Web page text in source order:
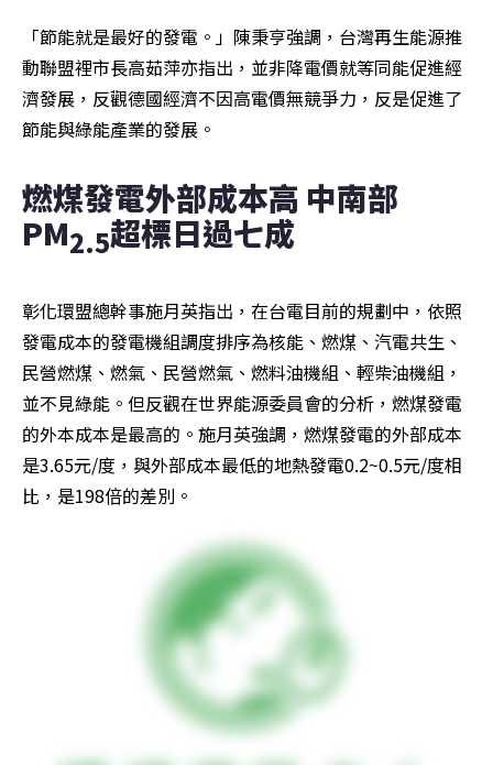
「節能就是最好的發電。」陳秉亨強調，台灣再生能源推
動聯盟裡市長高茹萍亦指出，並非降電價就等同能促進經
濟發展，反觀德國經濟不因高電價無競爭力，反是促進了
節能與綠能產業的發展。
燃煤發電外部成本高 中南部
PM2.5超標日過七成
彰化環盟總幹事施月英指出，在台電目前的規劃中，依照
發電成本的發電機組調度排序為核能、燃煤、汽電共生、
民營燃煤、燃氣、民營燃氣、燃料油機組、輕柴油機組，
並不見綠能。但反觀在世界能源委員會的分析，燃煤發電
的外本成本是最高的。施月英強調，燃煤發電的外部成本
是3.65元/度，與外部成本最低的地熱發電0.2~0.5元/度相
比，是198倍的差別。